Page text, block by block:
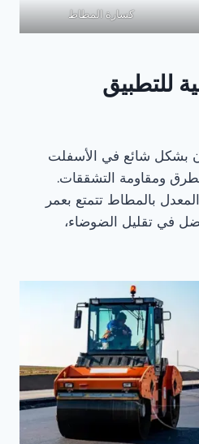
كسارة المطاط
للتطبيق
بشكل شائع في الأسفلت
ومقاومة التشققات.
بالمطاط تتمتع بعمر
في تقليل الضوضاء،